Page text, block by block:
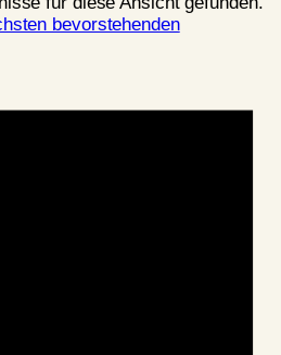
bevorstehenden